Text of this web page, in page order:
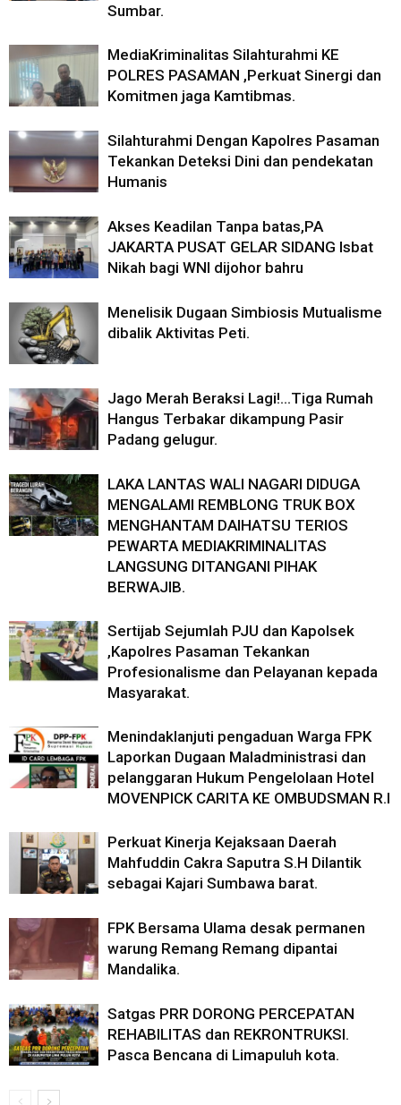
Sumbar.
MediaKriminalitas Silahturahmi KE
POLRES PASAMAN ,Perkuat Sinergi dan
Komitmen jaga Kamtibmas.
Silahturahmi Dengan Kapolres Pasaman
Tekankan Deteksi Dini dan pendekatan
Humanis
Akses Keadilan Tanpa batas,PA
JAKARTA PUSAT GELAR SIDANG Isbat
Nikah bagi WNI dijohor bahru
Menelisik Dugaan Simbiosis Mutualisme
dibalik Aktivitas Peti.
Jago Merah Beraksi Lagi!…Tiga Rumah
Hangus Terbakar dikampung Pasir
Padang gelugur.
LAKA LANTAS WALI NAGARI DIDUGA
MENGALAMI REMBLONG TRUK BOX
MENGHANTAM DAIHATSU TERIOS
PEWARTA MEDIAKRIMINALITAS
LANGSUNG DITANGANI PIHAK
BERWAJIB.
Sertijab Sejumlah PJU dan Kapolsek
,Kapolres Pasaman Tekankan
Profesionalisme dan Pelayanan kepada
Masyarakat.
Menindaklanjuti pengaduan Warga FPK
Laporkan Dugaan Maladministrasi dan
pelanggaran Hukum Pengelolaan Hotel
MOVENPICK CARITA KE OMBUDSMAN R.I
Perkuat Kinerja Kejaksaan Daerah
Mahfuddin Cakra Saputra S.H Dilantik
sebagai Kajari Sumbawa barat.
FPK Bersama Ulama desak permanen
warung Remang Remang dipantai
Mandalika.
Satgas PRR DORONG PERCEPATAN
REHABILITAS dan REKRONTRUKSI.
Pasca Bencana di Limapuluh kota.